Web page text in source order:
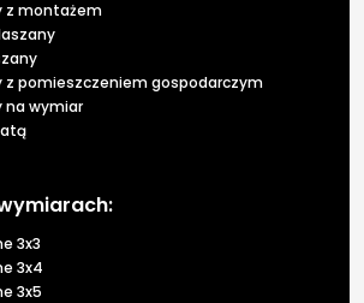
z montażem
z pomieszczeniem gospodarczym
na wymiar
3x3
3x4
3x5